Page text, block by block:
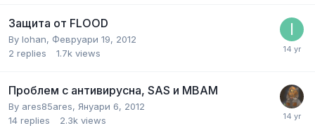
Защита от FLOOD
By Iohan, Февруари 19, 2012
2 replies 1.7k views
Проблем с антивирусна, SAS и MBAM
By ares85ares, Януари 6, 2012
14 replies 2.3k views